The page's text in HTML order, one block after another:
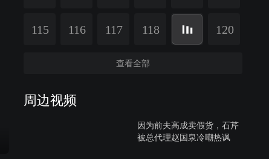
115 116 117 118 120
查看全部
周边视频
因为前夫高成卖假货，石芹
被总代理赵国泉冷嘲热讽